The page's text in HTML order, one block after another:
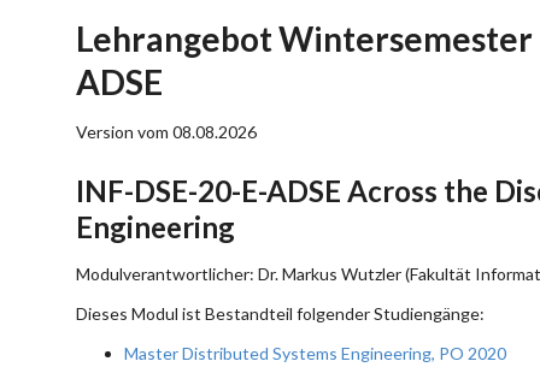
Lehrangebot Wintersemester
ADSE
Version vom 08.08.2026
INF-DSE-20-E-ADSE Across the
Engineering
Modulverantwortlicher: Dr. Markus Wutzler (Fakultät
Dieses Modul ist Bestandteil folgender Studiengänge:
Master Distributed Systems Engineering, PO 2020